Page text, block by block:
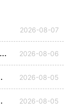
2026-08-07
2026-08-06
2026-08-05
2026-08-05